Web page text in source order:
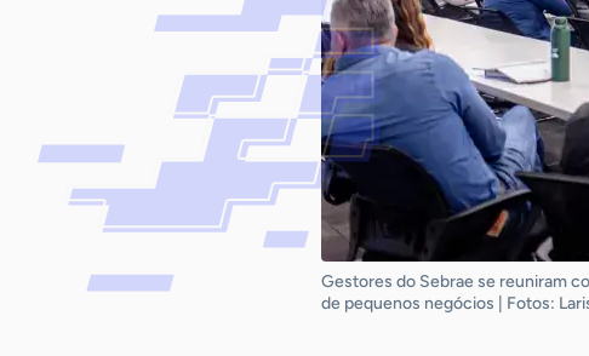
Gestores do Sebrae se reuniram
de pequenos negócios | Fotos: